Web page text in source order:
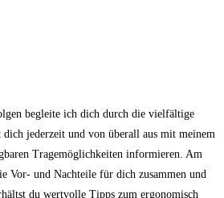
begleite ich dich durch die vielfältige
dich jederzeit und von überall aus mit meinem
Tragemöglichkeiten informieren. Am
Vor- und Nachteile für dich zusammen und
du wertvolle Tipps zum ergonomisch